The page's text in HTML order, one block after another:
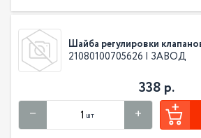
Шайба регулировки
21080100705626 | ЗАВОД
338 р.
шт